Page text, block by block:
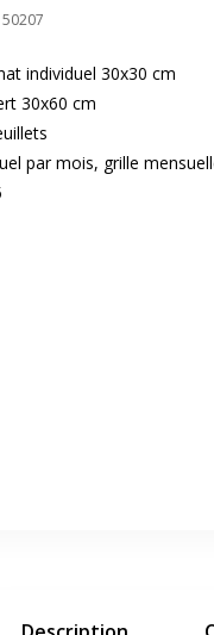
écran
individuel 30x30 cm
30x60 cm
par mois, grille